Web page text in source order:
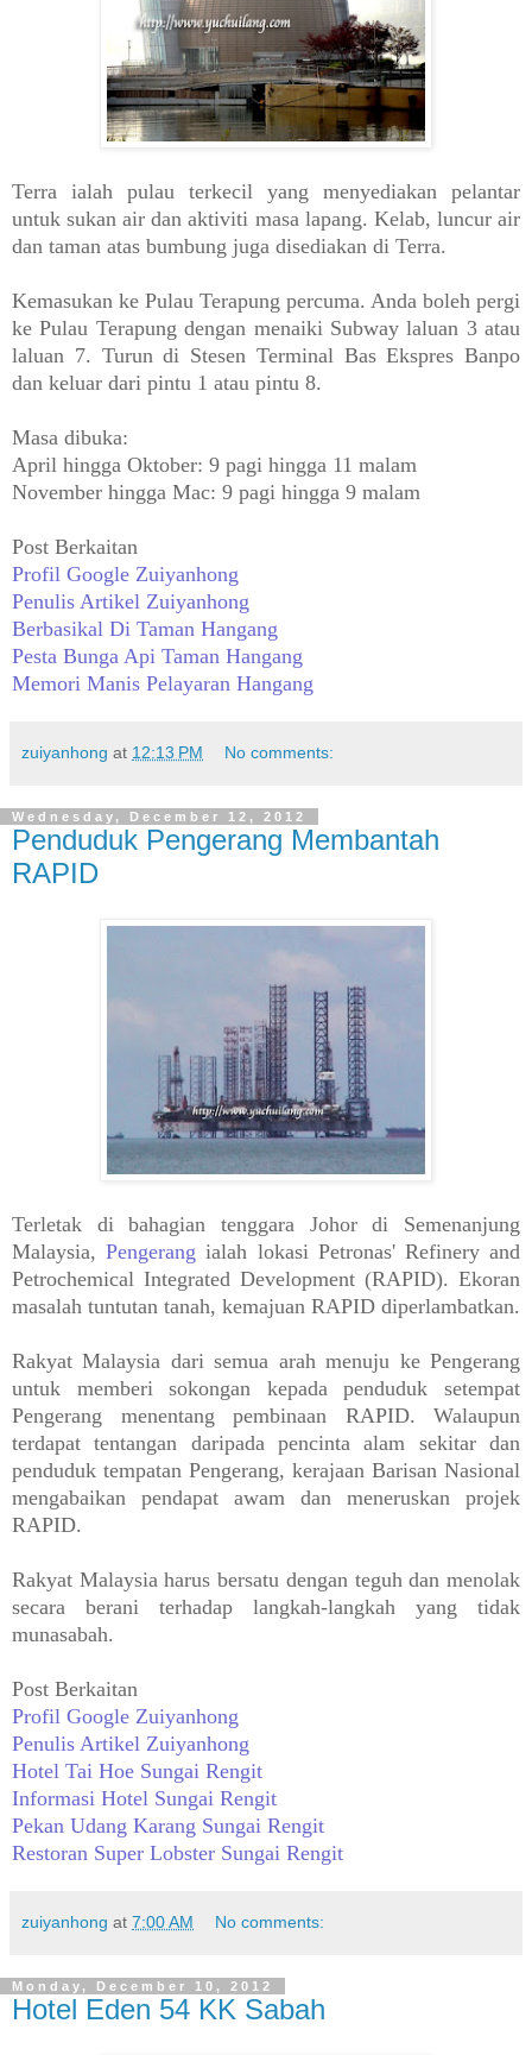
Terra ialah pulau terkecil yang menyediakan pelantar
untuk sukan air dan aktiviti masa lapang. Kelab, luncur air
dan taman atas bumbung juga disediakan di Terra.
Kemasukan ke Pulau Terapung percuma. Anda boleh pergi
ke Pulau Terapung dengan menaiki Subway laluan 3 atau
laluan 7. Turun di Stesen Terminal Bas Ekspres Banpo
dan keluar dari pintu 1 atau pintu 8.
Masa dibuka:
April hingga Oktober: 9 pagi hingga 11 malam
November hingga Mac: 9 pagi hingga 9 malam
Post Berkaitan
Profil Google Zuiyanhong
Penulis Artikel Zuiyanhong
Berbasikal Di Taman Hangang
Pesta Bunga Api Taman Hangang
Memori Manis Pelayaran Hangang
zuiyanhong at 12:13 PM No comments:
Wednesday, December 12, 2012
Penduduk Pengerang Membantah
RAPID
Terletak di bahagian tenggara Johor di Semenanjung
Malaysia,Pengerang ialah lokasi Petronas' Refinery and
Petrochemical Integrated Development (RAPID). Ekoran
masalah tuntutan tanah, kemajuan RAPID diperlambatkan.
Rakyat Malaysia dari semua arah menuju ke Pengerang
untuk memberi sokongan kepada penduduk setempat
Pengerang menentang pembinaan RAPID. Walaupun
terdapat tentangan daripada pencinta alam sekitar dan
penduduk tempatan Pengerang, kerajaan Barisan Nasional
mengabaikan pendapat awam dan meneruskan projek
RAPID.
Rakyat Malaysia harus bersatu dengan teguh dan menolak
secara berani terhadap langkah-langkah yang tidak
munasabah.
Post Berkaitan
Profil Google Zuiyanhong
Penulis Artikel Zuiyanhong
Hotel Tai Hoe Sungai Rengit
Informasi Hotel Sungai Rengit
Pekan Udang Karang Sungai Rengit
Restoran Super Lobster Sungai Rengit
zuiyanhong at 7:00 AM No comments:
Monday, December 10, 2012
Hotel Eden 54 KK Sabah